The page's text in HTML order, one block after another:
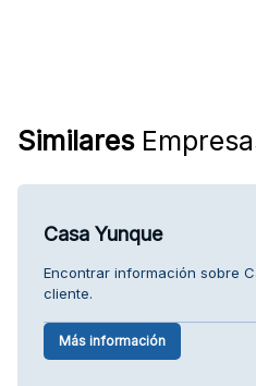
Similares
Casa Yunque
Encontrar información sobre
cliente.
Más información